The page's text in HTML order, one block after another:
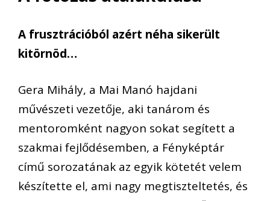
A frusztrációból azért néha sikerült
kitörnöd…
Gera Mihály, a Mai Manó hajdani
művészeti vezetője, aki tanárom és
mentoromként nagyon sokat segített a
szakmai fejlődésemben, a Fényképtár
című sorozatának az egyik kötetét velem
készítette el, ami nagy megtiszteltetés, és